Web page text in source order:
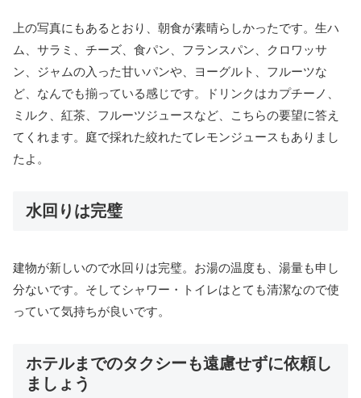
上の写真にもあるとおり、朝食が素晴らしかったです。生ハ
ム、サラミ、チーズ、食パン、フランスパン、クロワッサ
ン、ジャムの入った甘いパンや、ヨーグルト、フルーツな
ど、なんでも揃っている感じです。ドリンクはカプチーノ、
ミルク、紅茶、フルーツジュースなど、こちらの要望に答え
てくれます。庭で採れた絞れたてレモンジュースもありまし
たよ。
水回りは完璧
建物が新しいので水回りは完璧。お湯の温度も、湯量も申し
分ないです。そしてシャワー・トイレはとても清潔なので使
っていて気持ちが良いです。
ホテルまでのタクシーも遠慮せずに依頼し
ましょう